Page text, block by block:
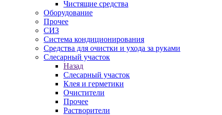
Чистящие средства
Оборудование
Прочее
СИЗ
Система кондиционирования
Средства для очистки и ухода за руками
Слесарный участок
Назад
Слесарный участок
Клея и герметики
Очистители
Прочее
Растворители